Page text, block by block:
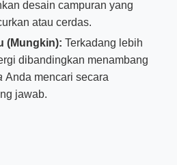
desain campuran yang
atau cerdas.
(Mungkin): Terkadang lebih
dibandingkan menambang
Anda mencari secara
jawab.